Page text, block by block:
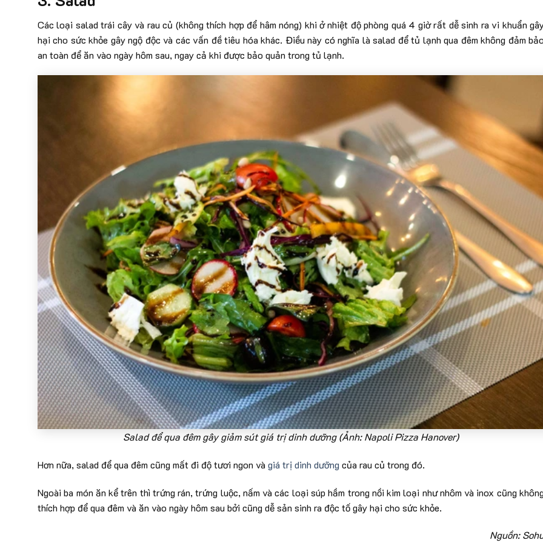
Các loại salad trái cây và rau củ (không thích hợp để hâm nóng) khi ở nhiệt độ phòng quá 4 giờ rất dễ sinh ra vi khuẩn
hại cho sức khỏe gây ngộ độc và các vấn đề tiêu hóa khác. Điều này có nghĩa là salad để tủ lạnh qua đêm không đảm
an toàn để ăn vào ngày hôm sau, ngay cả khi được bảo quản trong tủ lạnh.
Salad để qua đêm gây giảm sút giá trị dinh dưỡng (Ảnh: Napoli Pizza Hanover)
Hơn nữa, salad để qua đêm cũng mất đi độ tươi ngon và giá trị dinh dưỡng của rau củ trong đó.
Ngoài ba món ăn kể trên thì trứng rán, trứng luộc, nấm và các loại súp hầm trong nồi kim loại như nhôm và inox cũng
thích hợp để qua đêm và ăn vào ngày hôm sau bởi cũng dễ sản sinh ra độc tố gây hại cho sức khỏe.
Nguồn: